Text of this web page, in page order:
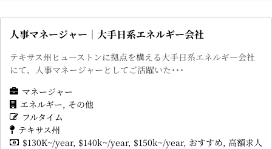
人事マネージャー｜大手日系エネルギー会社
テキサス州ヒューストンに拠点を構える大手日系エネルギー会社
にて、人事マネージャーとしてご活躍いた･･･
マネージャー
エネルギー その他
フルタイム
テキサス州
$130K~/year $140k~/year $150k~/year おすすめ 高額求人